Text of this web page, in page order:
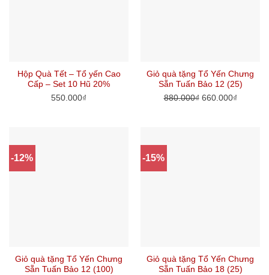
Hộp Quà Tết – Tổ yến Cao
Cấp – Set 10 Hũ 20%
550.000₫
Giỏ quà tặng Tổ Yến Chưng
Sẵn Tuấn Bảo 12 (25)
880.000₫ 660.000₫
-12%
Giỏ quà tặng Tổ Yến Chưng
Sẵn Tuấn Bảo 12 (100)
-15%
Giỏ quà tặng Tổ Yến Chưng
Sẵn Tuấn Bảo 18 (25)